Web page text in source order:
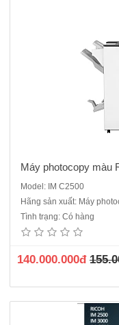
Máy photocopy màu
Model: IM C2500
Hãng sản xuất: Máy
Tình trạng: Có hàng
140.000.000đ
Photocopy , in, scan
inchBao gồm: Hộp mực